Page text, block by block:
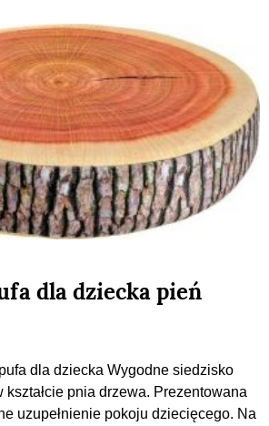
dla dziecka pień
dla dziecka Wygodne siedzisko
kształcie pnia drzewa. Prezentowana
uzupełnienie pokoju dziecięcego. Na